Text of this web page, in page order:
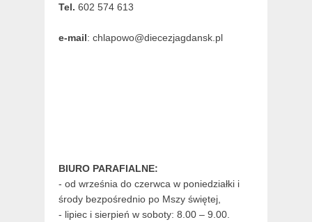
Tel. 602 574 613
e-mail: chlapowo@diecezjagdansk.pl
BIURO PARAFIALNE:
- od września do czerwca w poniedziałki i
środy bezpośrednio po Mszy świętej,
- lipiec i sierpień w soboty: 8.00 – 9.00.